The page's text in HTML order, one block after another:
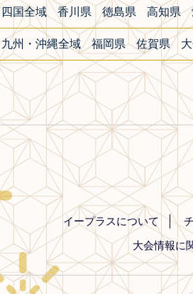
四国全域 香川県 徳島県 高知県
九州・沖縄全域 福岡県 佐賀県
イープラスについて
大会情報に